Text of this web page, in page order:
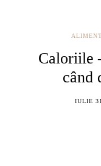
Caloriile
când
IULIE